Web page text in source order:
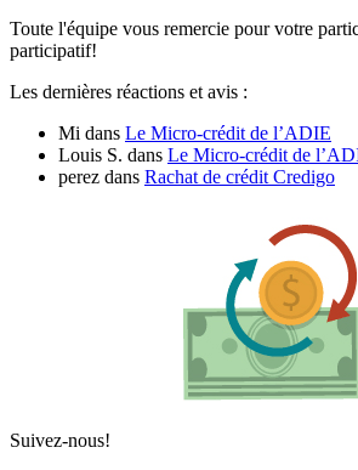
Toute l'équipe vous remercie pour votre
participatif!
Les dernières réactions et avis :
Mi dans Le Micro-crédit de l’ADIE
Louis S. dans Le Micro-crédit de
perez dans Rachat de crédit Credigo
Suivez-nous!